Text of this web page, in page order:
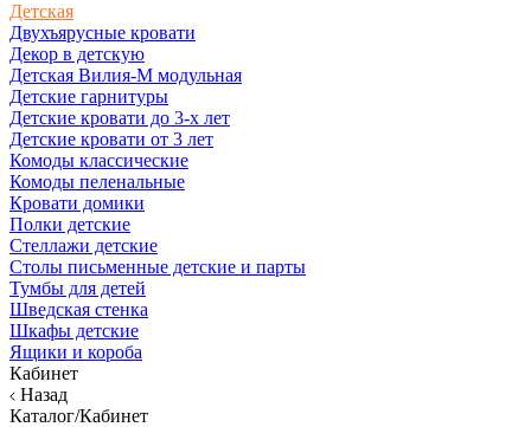
Детская
Двухъярусные кровати
Декор в детскую
Детская Вилия-М модульная
Детские гарнитуры
Детские кровати до 3-х лет
Детские кровати от 3 лет
Комоды классические
Комоды пеленальные
Кровати домики
Полки детские
Стеллажи детские
Столы письменные детские и парты
Тумбы для детей
Шведская стенка
Шкафы детские
Ящики и короба
Кабинет
Назад
Каталог/Кабинет